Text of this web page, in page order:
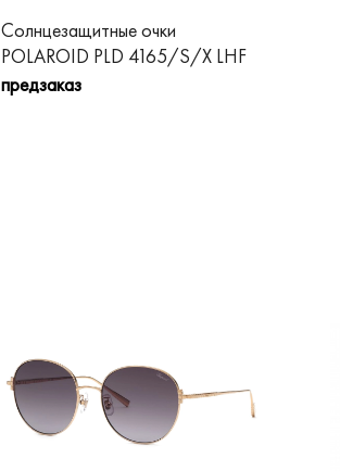
Солнцезащитные очки
POLAROID PLD 4165/S/X LHF
предзаказ